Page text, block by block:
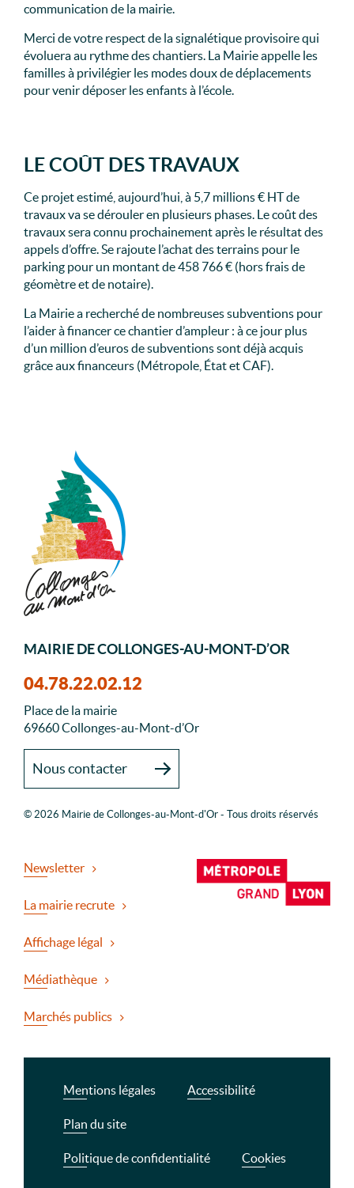
communication de la mairie.
Merci de votre respect de la signalétique provisoire qui
évoluera au rythme des chantiers. La Mairie appelle les
familles à privilégier les modes doux de déplacements
pour venir déposer les enfants à l’école.
LE COÛT DES TRAVAUX
Ce projet estimé, aujourd’hui, à 5,7 millions € HT de
travaux va se dérouler en plusieurs phases. Le coût des
travaux sera connu prochainement après le résultat des
appels d’offre. Se rajoute l’achat des terrains pour le
parking pour un montant de 458 766 € (hors frais de
géomètre et de notaire).
La Mairie a recherché de nombreuses subventions pour
l’aider à financer ce chantier d’ampleur : à ce jour plus
d’un million d’euros de subventions sont déjà acquis
grâce aux financeurs (Métropole, État et CAF).
MAIRIE DE COLLONGES-AU-MONT-D’OR
04.78.22.02.12
Place de la mairie
69660 Collonges-au-Mont-d’Or
Nous contacter
© 2026 Mairie de Collonges-au-Mont-d'Or - Tous droits réservés
Newsletter
La mairie recrute
Affichage légal
Médiathèque
Marchés publics
Mentions légales Accessibilité
Plan du site
Politique de confidentialité Cookies